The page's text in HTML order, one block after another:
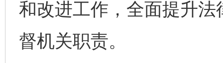
和改进工作，全面提升
督机关职责。
千年窑火 生生不息